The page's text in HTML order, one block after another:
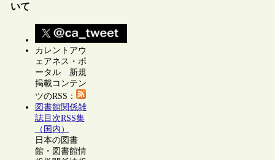
いて
カレントアウ
ェアネス・ポ
ータル 新規
掲載コンテン
ツのRSS：
図書館関係雑
誌目次RSS集
（国内）
日本の図書
館・図書館情